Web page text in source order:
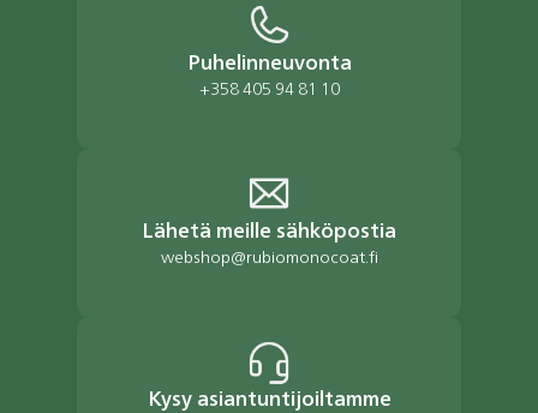
Puhelinneuvonta
+358 405 94 81 10
Lähetä meille sähköpostia
webshop@rubiomonocoat.fi
Kysy asiantuntijoiltamme